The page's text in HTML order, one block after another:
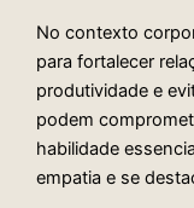
No contexto
para fortalecer
produtividade e
podem
habilidade
empatia e se